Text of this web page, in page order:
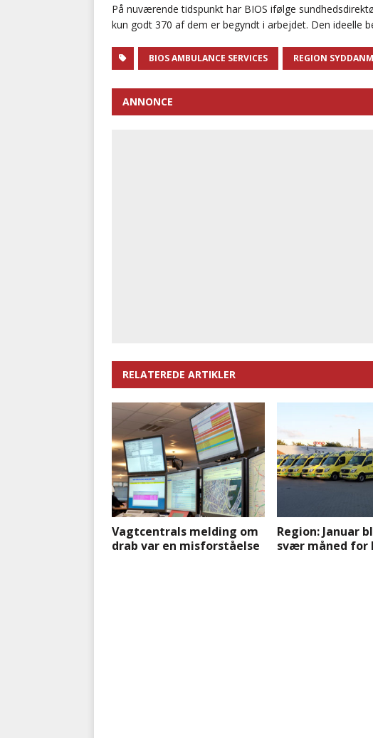
På nuværende tidspunkt har BIOS ifølge
kun godt 370 af dem er begyndt i arbejdet. Den ideelle
BIOS AMBULANCE SERVICES REGION
ANNONCE
RELATEREDE ARTIKLER
Vagtcentrals melding om
drab var en misforståelse
Region: Januar
svær måned for